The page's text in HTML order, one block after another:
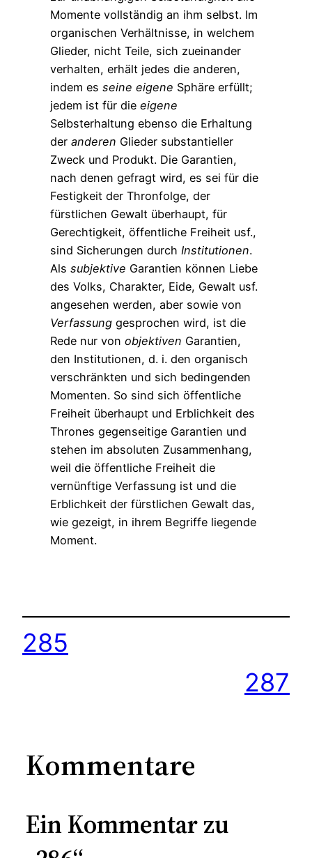
Momente vollständig an ihm selbst. Im
organischen Verhältnisse, in welchem
Glieder, nicht Teile, sich zueinander
verhalten, erhält jedes die anderen,
indem es seine eigene Sphäre erfüllt;
jedem ist für die eigene
Selbsterhaltung ebenso die Erhaltung
der anderen Glieder substantieller
Zweck und Produkt. Die Garantien,
nach denen gefragt wird, es sei für die
Festigkeit der Thronfolge, der
fürstlichen Gewalt überhaupt, für
Gerechtigkeit, öffentliche Freiheit usf.,
sind Sicherungen durch Institutionen.
Als subjektive Garantien können Liebe
des Volks, Charakter, Eide, Gewalt usf.
angesehen werden, aber sowie von
Verfassung gesprochen wird, ist die
Rede nur von objektiven Garantien,
den Institutionen, d. i. den organisch
verschränkten und sich bedingenden
Momenten. So sind sich öffentliche
Freiheit überhaupt und Erblichkeit des
Thrones gegenseitige Garantien und
stehen im absoluten Zusammenhang,
weil die öffentliche Freiheit die
vernünftige Verfassung ist und die
Erblichkeit der fürstlichen Gewalt das,
wie gezeigt, in ihrem Begriffe liegende
Moment.
285
287
Kommentare
Ein Kommentar zu